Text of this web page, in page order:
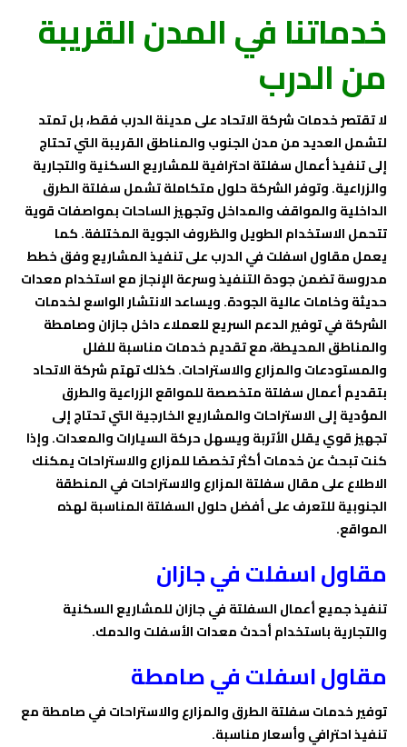
خدماتنا في المدن القريبة
من الدرب
لا تقتصر خدمات شركة الاتحاد على مدينة الدرب فقط، بل تمتد
لتشمل العديد من مدن الجنوب والمناطق القريبة التي تحتاج
إلى تنفيذ أعمال سفلتة احترافية للمشاريع السكنية والتجارية
والزراعية. وتوفر الشركة حلول متكاملة تشمل سفلتة الطرق
الداخلية والمواقف والمداخل وتجهيز الساحات بمواصفات قوية
تتحمل الاستخدام الطويل والظروف الجوية المختلفة. كما
يعمل مقاول اسفلت في الدرب على تنفيذ المشاريع وفق خطط
مدروسة تضمن جودة التنفيذ وسرعة الإنجاز مع استخدام معدات
حديثة وخامات عالية الجودة. ويساعد الانتشار الواسع لخدمات
الشركة في توفير الدعم السريع للعملاء داخل جازان وصامطة
والمناطق المحيطة، مع تقديم خدمات مناسبة للفلل
والمستودعات والمزارع والاستراحات. كذلك تهتم شركة الاتحاد
بتقديم أعمال سفلتة متخصصة للمواقع الزراعية والطرق
المؤدية إلى الاستراحات والمشاريع الخارجية التي تحتاج إلى
تجهيز قوي يقلل الأتربة ويسهل حركة السيارات والمعدات. وإذا
كنت تبحث عن خدمات أكثر تخصصًا للمزارع والاستراحات يمكنك
الاطلاع على مقال سفلتة المزارع والاستراحات في المنطقة
الجنوبية للتعرف على أفضل حلول السفلتة المناسبة لهذه
المواقع.
مقاول اسفلت في جازان
تنفيذ جميع أعمال السفلتة في جازان للمشاريع السكنية
والتجارية باستخدام أحدث معدات الأسفلت والدمك.
مقاول اسفلت في صامطة
توفير خدمات سفلتة الطرق والمزارع والاستراحات في صامطة مع
تنفيذ احترافي وأسعار مناسبة.